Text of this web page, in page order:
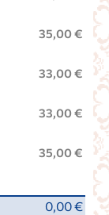
35,00 €
33,00 €
33,00 €
35,00 €
0,00 €